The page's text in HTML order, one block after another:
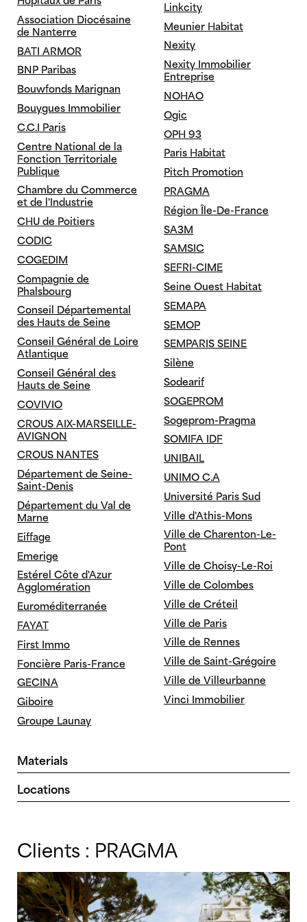
Energie Zéro
HQE
LABEL E+ C-
RT
WELL
Association Diocésaine
de Nanterre
BATI ARMOR
BNP Paribas
Bouwfonds Marignan
Bouygues Immobilier
C.C.I Paris
Centre National de la
Fonction Territoriale
Publique
Chambre du Commerce
et de l'Industrie
CHU de Poitiers
CODIC
COGEDIM
Compagnie de
Phalsbourg
Conseil Départemental
des Hauts de Seine
Conseil Général de Loire
Atlantique
Conseil Général des
Hauts de Seine
COVIVIO
CROUS AIX-MARSEILLE-
AVIGNON
CROUS NANTES
Département de Seine-
Saint-Denis
Département du Val de
Marne
Eiffage
Emerige
Estérel Côte d'Azur
Agglomération
Euroméditerranée
FAYAT
First Immo
Foncière Paris-France
GECINA
Giboire
Groupe Launay
Linkcity
Meunier Habitat
Nexity
Nexity Immobilier
Entreprise
NOHAO
Ogic
OPH 93
Paris Habitat
Pitch Promotion
PRAGMA
Région Île-De-France
SA3M
SAMSIC
SEFRI-CIME
Seine Ouest Habitat
SEMAPA
SEMOP
SEMPARIS SEINE
Silène
Sodearif
SOGEPROM
Sogeprom-Pragma
SOMIFA IDF
UNIBAIL
UNIMO C.A
Université Paris Sud
Ville d'Athis-Mons
Ville de Charenton-Le-
Pont
Ville de Choisy-Le-Roi
Ville de Colombes
Ville de Créteil
Ville de Paris
Ville de Rennes
Ville de Saint-Grégoire
Ville de Villeurbanne
Vinci Immobilier
Materials
Alucobond
Aluminim Blanc
Brick
Concrete
Glass
Natural aluminum
Terracotta
Wood
Zinc
Locations
Arcueil
Asnieres
Athis-Mons
Aubervilliers
Lyon
Madagascar
Marseille
Montpellier
Clients : PRAGMA